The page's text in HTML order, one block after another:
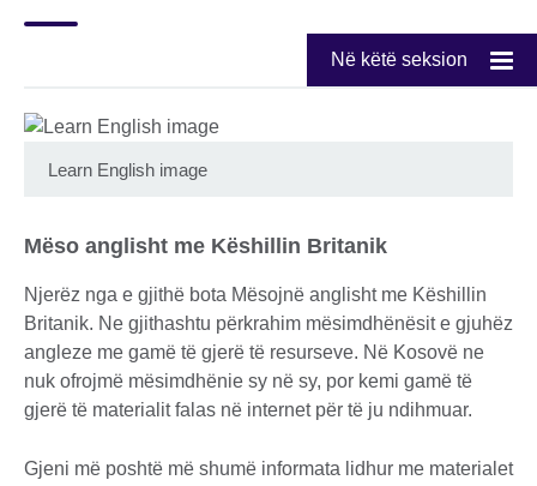
Në këtë seksion
Learn English image
Mëso anglisht me Këshillin Britanik
Njerëz nga e gjithë bota Mësojnë anglisht me Këshillin
Britanik. Ne gjithashtu përkrahim mësimdhënësit e gjuhëz
angleze me gamë të gjerë të resurseve. Në Kosovë ne
nuk ofrojmë mësimdhënie sy në sy, por kemi gamë të
gjerë të materialit falas në internet për të ju ndihmuar.
Gjeni më poshtë më shumë informata lidhur me materialet